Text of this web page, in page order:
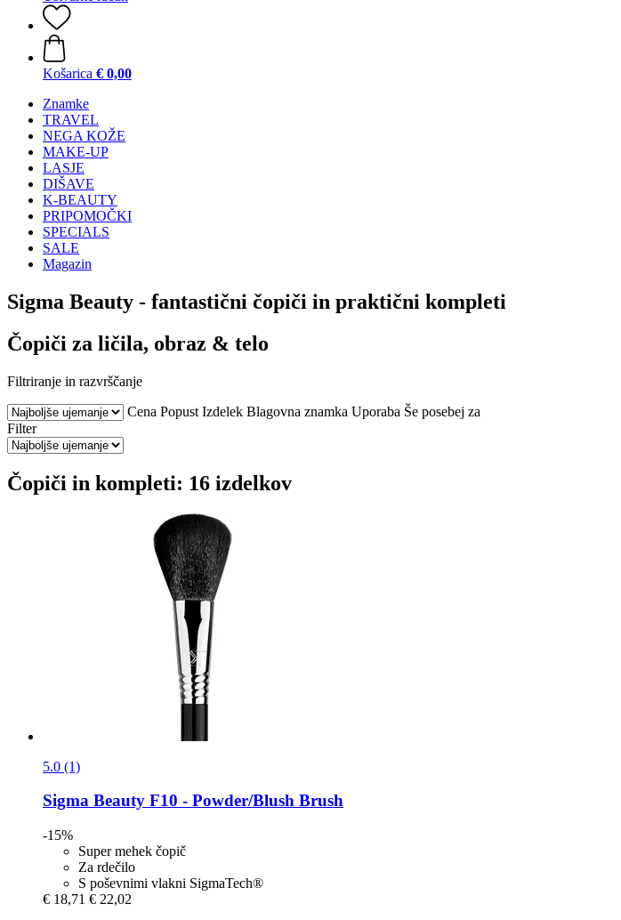
Košarica € 0,00
Znamke
TRAVEL
NEGA KOŽE
MAKE-UP
LASJE
DIŠAVE
K-BEAUTY
PRIPOMOČKI
SPECIALS
SALE
Magazin
Sigma Beauty - fantastični čopiči in praktični kompleti
Čopiči za ličila, obraz & telo
Filtriranje in razvrščanje
Cena Popust Izdelek Blagovna znamka Uporaba Še posebej za
Filter
Čopiči in kompleti: 16 izdelkov
5.0 (1)
Sigma Beauty F10 -​ Powder/Blush Brush
-15%
Super mehek čopič
Za rdečilo
S poševnimi vlakni SigmaTech®
€ 18,71 € 22,02